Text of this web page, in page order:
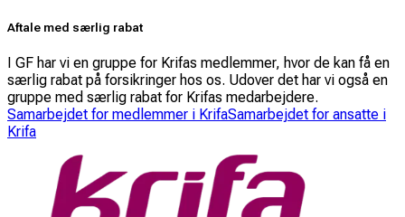
Aftale med særlig rabat
I GF har vi en gruppe for Krifas medlemmer, hvor de kan få en
særlig rabat på forsikringer hos os. Udover det har vi også en
gruppe med særlig rabat for Krifas medarbejdere.
Samarbejdet for medlemmer i KrifaSamarbejdet for ansatte i
Krifa